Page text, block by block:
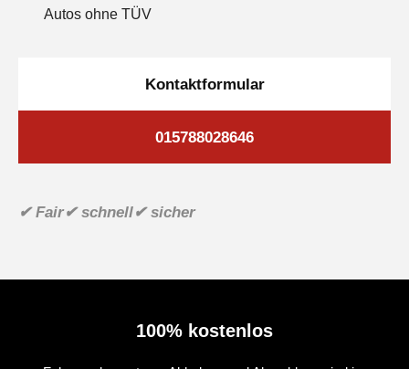
Autos ohne TÜV
Kontaktformular
015788028646
✔ Fair✔ schnell✔ sicher
100% kostenlos